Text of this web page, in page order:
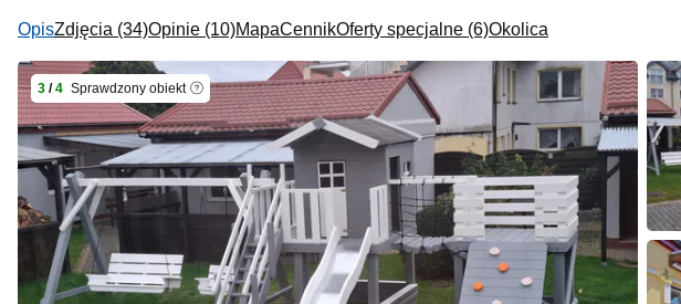
OpisZdjęcia (34)Opinie (10)MapaCennikOferty specjalne (6)Okolica
3 /4 Sprawdzony obiekt